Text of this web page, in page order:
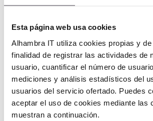
Esta página web usa cookies
Alhambra IT utiliza cookies propias y
finalidad de registrar las actividades de
usuario, cuantificar el número de
mediciones y análisis estadísticos del
usuarios del servicio ofertado. Puedes
aceptar el uso de cookies mediante las
muestran a continuación.

Envíos
Realiza los envíos a través de plantillas